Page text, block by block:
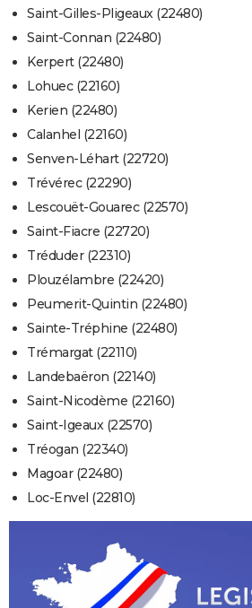
Saint-Gilles-Pligeaux (22480)
Saint-Connan (22480)
Kerpert (22480)
Lohuec (22160)
Kerien (22480)
Calanhel (22160)
Senven-Léhart (22720)
Trévérec (22290)
Lescouët-Gouarec (22570)
Saint-Fiacre (22720)
Tréduder (22310)
Plouzélambre (22420)
Peumerit-Quintin (22480)
Sainte-Tréphine (22480)
Trémargat (22110)
Landebaëron (22140)
Saint-Nicodème (22160)
Saint-Igeaux (22570)
Tréogan (22340)
Magoar (22480)
Loc-Envel (22810)